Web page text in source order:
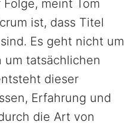
meint Tom
ist, dass Titel
Es geht nicht um
um tatsächlichen
dieser
Erfahrung und
die Art von